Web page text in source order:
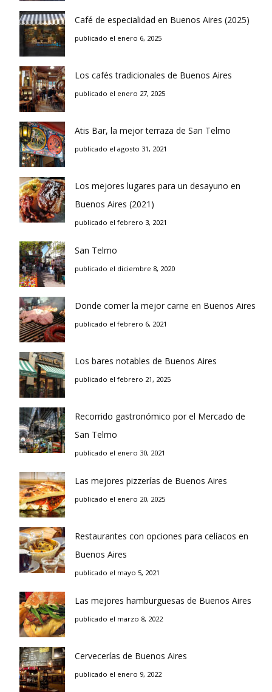
Café de especialidad en Buenos Aires (2025)
publicado el enero 6, 2025
Los cafés tradicionales de Buenos Aires
publicado el enero 27, 2025
Atis Bar, la mejor terraza de San Telmo
publicado el agosto 31, 2021
Los mejores lugares para un desayuno en
Buenos Aires (2021)
publicado el febrero 3, 2021
San Telmo
publicado el diciembre 8, 2020
Donde comer la mejor carne en Buenos Aires
publicado el febrero 6, 2021
Los bares notables de Buenos Aires
publicado el febrero 21, 2025
Recorrido gastronómico por el Mercado de
San Telmo
publicado el enero 30, 2021
Las mejores pizzerías de Buenos Aires
publicado el enero 20, 2025
Restaurantes con opciones para celíacos en
Buenos Aires
publicado el mayo 5, 2021
Las mejores hamburguesas de Buenos Aires
publicado el marzo 8, 2022
Cervecerías de Buenos Aires
publicado el enero 9, 2022